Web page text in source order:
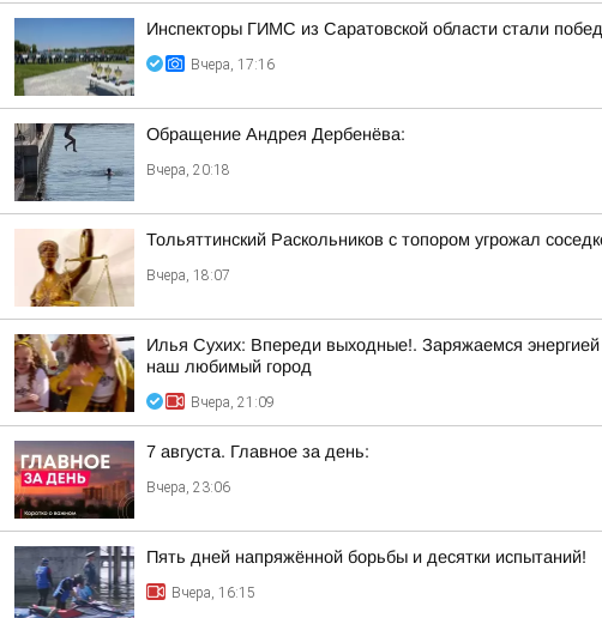
Инспекторы ГИМС из Саратовской области стали
Вчера, 17:16
Обращение Андрея Дербенёва:
Вчера, 20:18
Тольяттинский Раскольников с топором угрожал
Вчера, 18:07
Илья Сухих: Впереди выходные!. Заряжаемся
наш любимый город
Вчера, 21:09
7 августа. Главное за день:
Вчера, 23:06
Пять дней напряжённой борьбы и десятки испытаний!
Вчера, 16:15